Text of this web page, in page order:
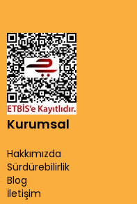
Kurumsal
Hakkımızda
Sürdürebilirlik
Blog
İletişim